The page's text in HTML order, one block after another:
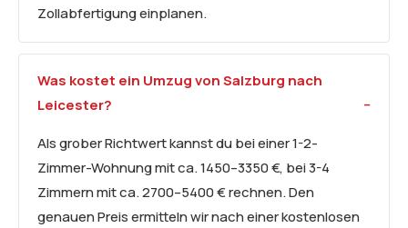
Zollabfertigung einplanen.
Was kostet ein Umzug von Salzburg nach
Leicester?
Als grober Richtwert kannst du bei einer 1-2-
Zimmer-Wohnung mit ca. 1450–3350 €, bei 3-4
Zimmern mit ca. 2700–5400 € rechnen. Den
genauen Preis ermitteln wir nach einer kostenlosen